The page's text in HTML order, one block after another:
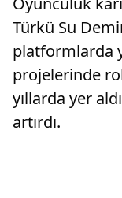
Türkü Su
platformlarda
projelerinde
yıllarda yer
artırdı.